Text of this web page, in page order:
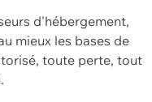
d'hébergement,
mieux les bases de
toute perte, tout